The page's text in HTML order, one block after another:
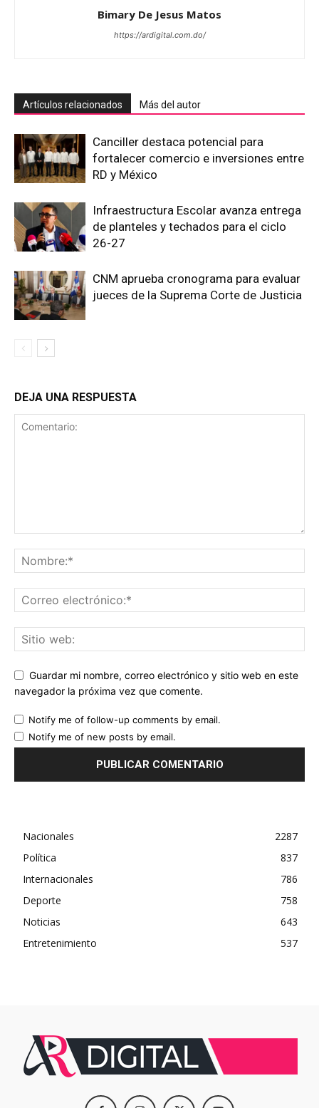
Bimary De Jesus Matos
https://ardigital.com.do/
Artículos relacionados Más del autor
Canciller destaca potencial para
fortalecer comercio e inversiones entre
RD y México
Infraestructura Escolar avanza entrega
de planteles y techados para el ciclo
26-27
CNM aprueba cronograma para evaluar
jueces de la Suprema Corte de Justicia
DEJA UNA RESPUESTA
Guardar mi nombre, correo electrónico y sitio web en este
navegador la próxima vez que comente.
Notify me of follow-up comments by email.
Notify me of new posts by email.
Nacionales
2287
Política
837
Internacionales
786
Deporte
758
Noticias
643
Entretenimiento
537